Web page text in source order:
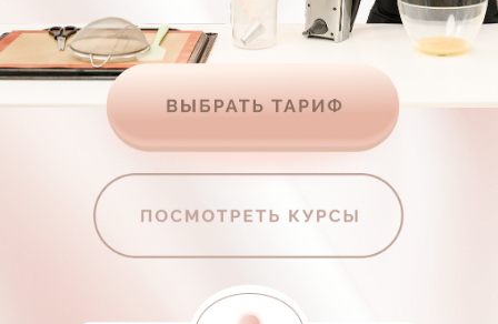
ВЫБРАТЬ ТАРИФ
ПОСМОТРЕТЬ КУРСЫ